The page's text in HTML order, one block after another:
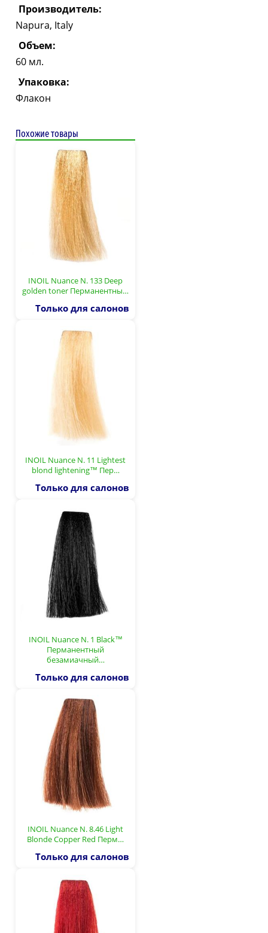
Производитель:
Napura, Italy
Объем:
60 мл.
Упаковка:
Флакон
Похожие товары
INOIL Nuance N. 133 Deep
golden toner Перманентны…
Только для салонов
INOIL Nuance N. 11 Lightest
blond lightening™ Пер…
Только для салонов
INOIL Nuance N. 1 Black™
Перманентный
безамиачный…
Только для салонов
INOIL Nuance N. 8.46 Light
Blonde Copper Red Перм…
Только для салонов